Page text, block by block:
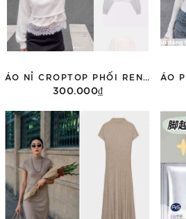
300.000₫
Tùy chọn